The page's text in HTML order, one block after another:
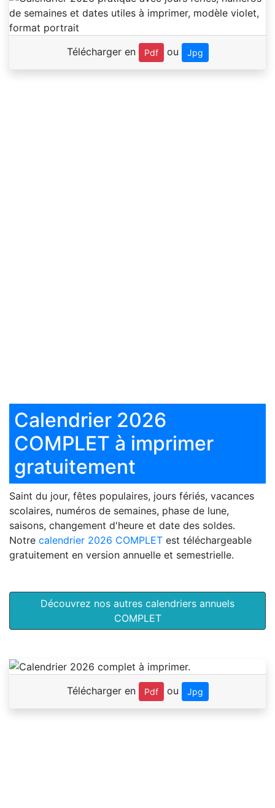
Télécharger en Pdf ou Jpg
Calendrier 2026
COMPLET à imprimer
gratuitement
Saint du jour, fêtes populaires, jours fériés, vacances
scolaires, numéros de semaines, phase de lune,
saisons, changement d'heure et date des soldes.
Notre calendrier 2026 COMPLET est téléchargeable
gratuitement en version annuelle et semestrielle.
Découvrez nos autres calendriers annuels
COMPLET
Télécharger en Pdf ou Jpg